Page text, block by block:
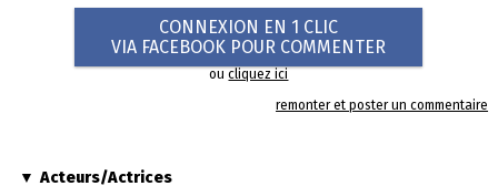
CONNEXION EN 1 CLIC
VIA FACEBOOK POUR COMMENTER
oucliquez ici
remonter et poster un commentaire
Acteurs/Actrices